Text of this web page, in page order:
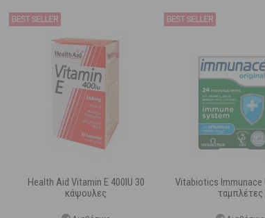
Health Aid Vitamin E 400IU 30
κάψουλες
Vitabiotics Immunace
ταμπλέτες